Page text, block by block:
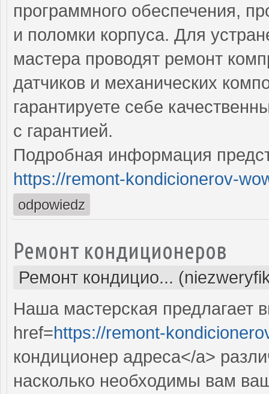
программного обеспечения,
и поломки корпуса. Для
мастера проводят ремонт
датчиков и механических
гарантируете себе
с гарантией.
Подробная информация
https://remont-kondicionerov-
odpowiedz
Ремонт кондиционеров
Ремонт кондицио...
Наша мастерская предлагает
href=https://remont-
кондиционер адреса</a>
насколько необходимы вам